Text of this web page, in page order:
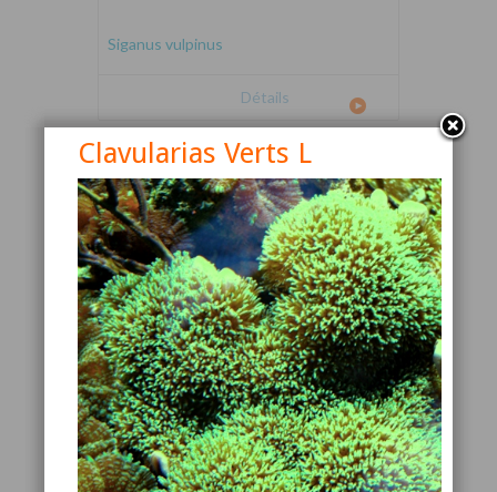
Siganus vulpinus
Détails
Canthigaster valentini
Détails
Clavularias Verts L